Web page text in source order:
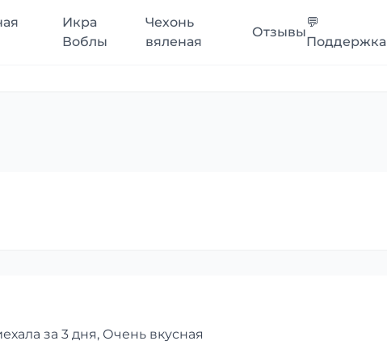
Икра
Воблы
Чехонь
вяленая
Отзывы
💬
Поддержка
за 3 дня, Очень вкусная